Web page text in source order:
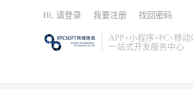
APP+小程序+PC+移动
一站式开发服务中心
Hi, 请登录 我要注册 找回密码